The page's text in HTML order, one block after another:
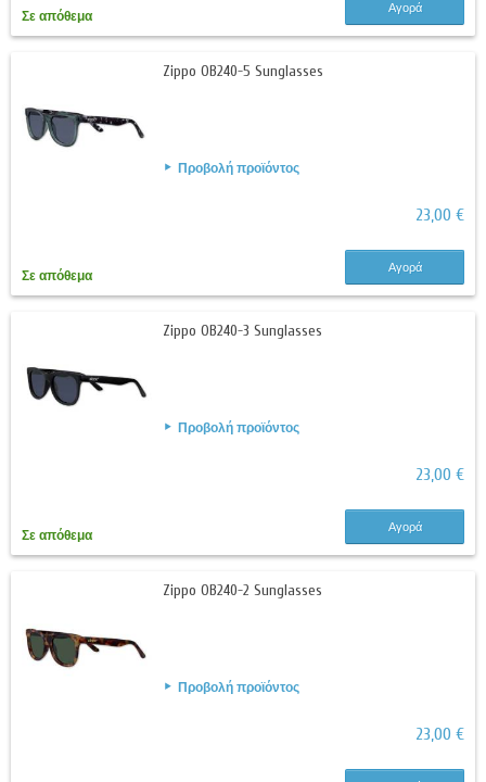
Σε απόθεμα
Αγορά
Zippo OB240-5 Sunglasses
Προβολή προϊόντος
23,00 €
Σε απόθεμα
Αγορά
Zippo OB240-3 Sunglasses
Προβολή προϊόντος
23,00 €
Σε απόθεμα
Αγορά
Zippo OB240-2 Sunglasses
Προβολή προϊόντος
23,00 €